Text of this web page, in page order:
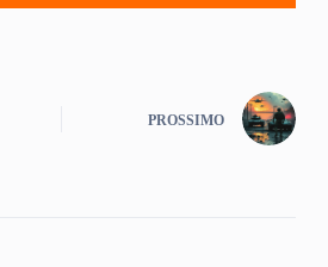
PROSSIMO